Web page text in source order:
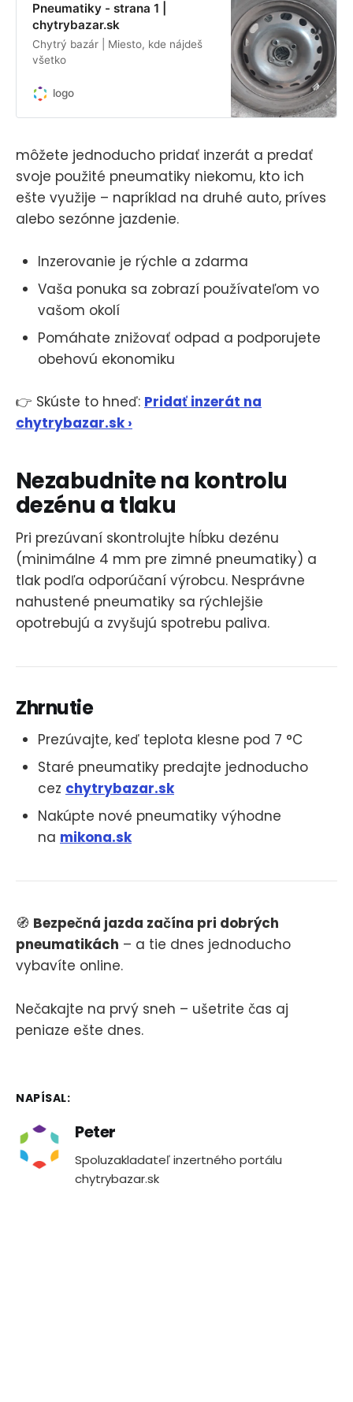
Pneumatiky - strana 1 |
chytrybazar.sk
Chytrý bazár | Miesto, kde nájdeš
všetko
logo
môžete jednoducho pridať inzerát a predať
svoje použité pneumatiky niekomu, kto ich
ešte využije – napríklad na druhé auto, príves
alebo sezónne jazdenie.
Inzerovanie je rýchle a zdarma
Vaša ponuka sa zobrazí používateľom vo
vašom okolí
Pomáhate znižovať odpad a podporujete
obehovú ekonomiku
👉 Skúste to hneď: Pridať inzerát na
chytrybazar.sk ›
Nezabudnite na kontrolu
dezénu a tlaku
Pri prezúvaní skontrolujte hĺbku dezénu
(minimálne 4 mm pre zimné pneumatiky) a
tlak podľa odporúčaní výrobcu. Nesprávne
nahustené pneumatiky sa rýchlejšie
opotrebujú a zvyšujú spotrebu paliva.
Zhrnutie
Prezúvajte, keď teplota klesne pod 7 °C
Staré pneumatiky predajte jednoducho
cez chytrybazar.sk
Nakúpte nové pneumatiky výhodne
na mikona.sk
🧭 Bezpečná jazda začína pri dobrých
pneumatikách – a tie dnes jednoducho
vybavíte online.
Nečakajte na prvý sneh – ušetrite čas aj
peniaze ešte dnes.
NAPÍSAL:
Peter
Spoluzakladateľ inzertného portálu
chytrybazar.sk